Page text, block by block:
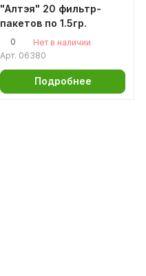
"Алтэя" 20 фильтр-
пакетов по 1.5гр.
0
Нет в наличии
Арт. 06380
Подробнее